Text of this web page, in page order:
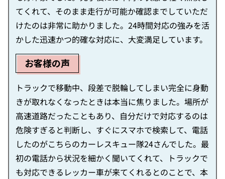
てくれて、そのまま走行が可能か確認までしていただ
けたのは非常に助かりました。24時間対応の強みを活
かした迅速かつ的確な対応に、大変満足しています。
お客様の声
トラックで移動中、段差で脱輪してしまい完全に身動
きが取れなくなったときは本当に焦りました。場所が
高速道路だったこともあり、自分だけで対応するのは
危険すぎると判断し、すぐにスマホで検索して、電話
したのがこちらのカーレスキュー隊24さんでした。最
初の電話から状況を細かく聞いてくれて、トラックで
も対応できるレッカー車が来てくれるとのことで、本